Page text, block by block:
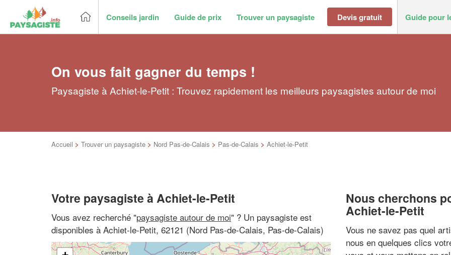
Conseils jardin Guide de prix Trouver un paysagiste Devis gratuit Guide pour
On vous fait gagner du temps !
Paysagiste à Achiet-le-Petit : Trouvez rapidement les meilleurs paysagistes autour de moi
Accueil > Trouver un paysagiste > Nord Pas-de-Calais > Pas-de-Calais > Achiet-le-Petit
Votre paysagiste à Achiet-le-Petit
Vous avez recherché "paysagiste autour de moi" ? Un paysagiste est
disponibles à Achiet-le-Petit, 62121 (Nord Pas-de-Calais, Pas-de-Calais)
Nous cherchons
Achiet-le-Petit
Vous ne savez pas quel
nous en quelques clics